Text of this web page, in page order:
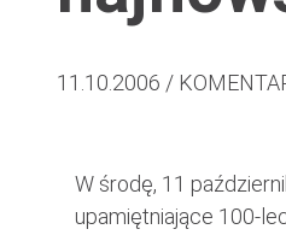
11.10.2006 /
W środę, 11
upamiętniające 100-